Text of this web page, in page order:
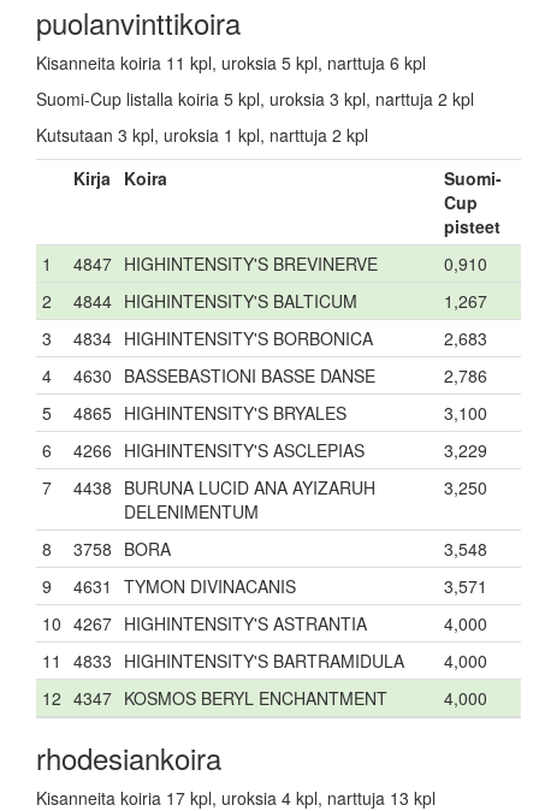
puolanvinttikoira
Kisanneita koiria 11 kpl, uroksia 5 kpl, narttuja 6 kpl
Suomi-Cup listalla koiria 5 kpl, uroksia 3 kpl, narttuja 2 kpl
Kutsutaan 3 kpl, uroksia 1 kpl, narttuja 2 kpl
Kirja Koira
Suomi-
Cup
pisteet
1
4847 HIGHINTENSITY'S BREVINERVE
0,910
2
4844 HIGHINTENSITY'S BALTICUM
1,267
3
4834 HIGHINTENSITY'S BORBONICA
2,683
4
4630 BASSEBASTIONI BASSE DANSE
2,786
5
4865 HIGHINTENSITY'S BRYALES
3,100
6
4266 HIGHINTENSITY'S ASCLEPIAS
3,229
7
4438 BURUNA LUCID ANA AYIZARUH
DELENIMENTUM
3,250
8 3758 BORA
3,548
9
4631 TYMON DIVINACANIS
3,571
10 4267 HIGHINTENSITY'S ASTRANTIA
4,000
11
4833 HIGHINTENSITY'S BARTRAMIDULA
4,000
12 4347 KOSMOS BERYL ENCHANTMENT 4,000
rhodesiankoira
Kisanneita koiria 17 kpl, uroksia 4 kpl, narttuja 13 kpl